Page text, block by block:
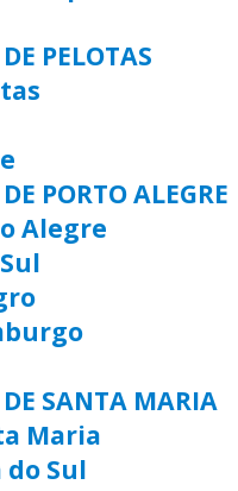
PELOTAS
PORTO ALEGRE
Alegre
SANTA MARIA
Maria
do Sul